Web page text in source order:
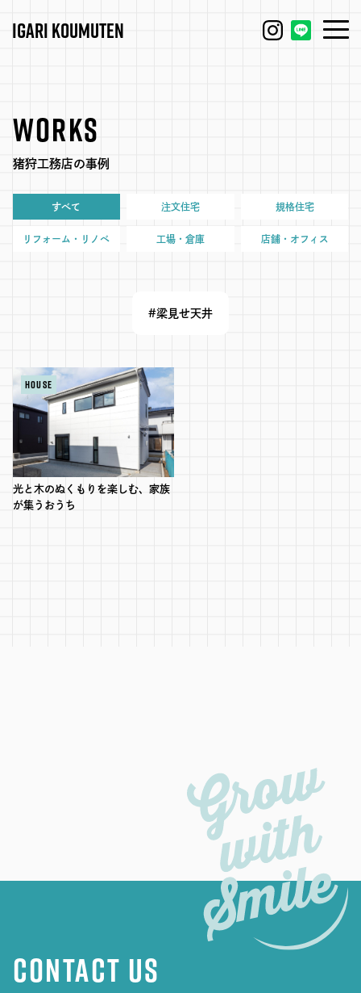
IGARI KOUMUTEN
SHOP / OFFICE
DAGASHI
RECRUIT
MAIL
メール・資料請求
RESERVATION
WORKS
猪狩工務店の事例
すべて 注文住宅 規格住宅
リフォーム・リノベ 工場・倉庫 店舗・オフィス
#梁見せ天井
HOUSE
光と木のぬくもりを楽しむ、家族
が集うおうち
CONTACT US